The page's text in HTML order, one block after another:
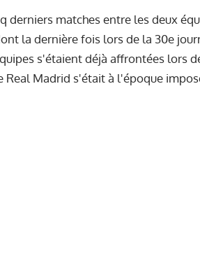
derniers matches entre les deux
la dernière fois lors de la 30e
s'étaient déjà affrontées lors
Real Madrid s'était à l'époque